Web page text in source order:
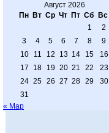
Август 2026
Пн
Вт Ср Чт Пт Сб
Вс
1
2
3
4 5 6 7 8
9
10
11 12 13 14 15
16
17
18 19 20 21 22
23
24 25 26 27 28 29
30
31
« Мар